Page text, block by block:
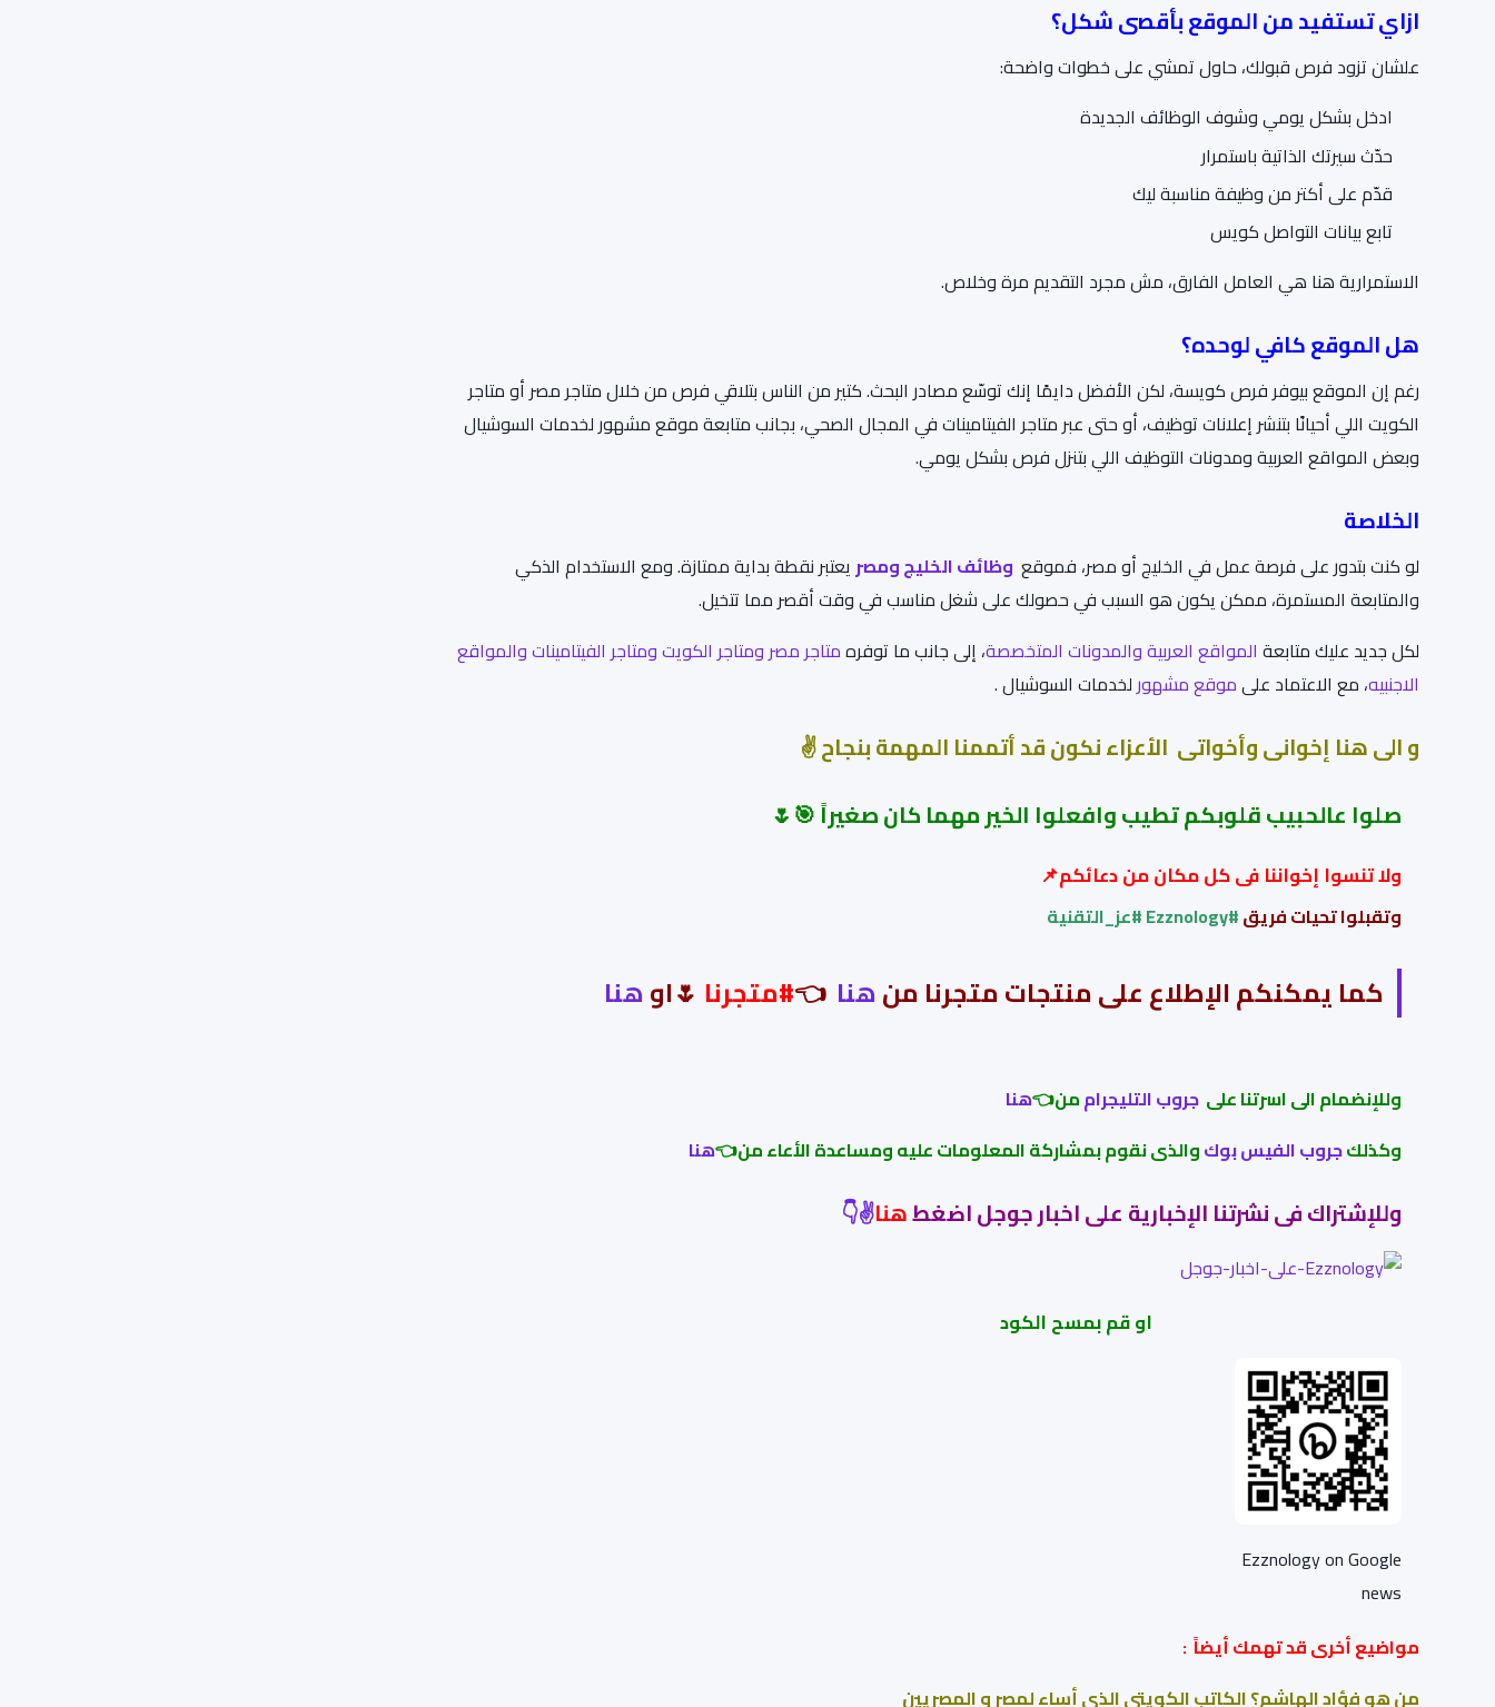
ازاي تستفيد من الموقع بأقصى شكل؟
علشان تزود فرص قبولك، حاول تمشي على خطوات واضحة:
ادخل بشكل يومي وشوف الوظائف الجديدة
حدّث سيرتك الذاتية باستمرار
قدّم على أكتر من وظيفة مناسبة ليك
تابع بيانات التواصل كويس
الاستمرارية هنا هي العامل الفارق، مش مجرد التقديم مرة وخلاص.
هل الموقع كافي لوحده؟
رغم إن الموقع بيوفر فرص كويسة، لكن الأفضل دايمًا إنك توسّع مصادر البحث. كتير من الناس بتلاقي فرص من خلال متاجر مصر أو متاجر
الكويت اللي أحيانًا بتنشر إعلانات توظيف، أو حتى عبر متاجر الفيتامينات في المجال الصحي، بجانب متابعة موقع مشهور لخدمات السوشيال
وبعض المواقع العربية ومدونات التوظيف اللي بتنزل فرص بشكل يومي.
الخلاصة
لو كنت بتدور على فرصة عمل في الخليج أو مصر، فموقع وظائف الخليج ومصريعتبر نقطة بداية ممتازة. ومع الاستخدام الذكي
والمتابعة المستمرة، ممكن يكون هو السبب في حصولك على شغل مناسب في وقت أقصر مما تتخيل.
لكل جديد عليك متابعة المواقع العربيةوالمدونات المتخصصة، إلى جانب ما توفرهمتاجر مصرومتاجر الكويتومتاجر الفيتاميناتوالمواقع
الاجنبيه، مع الاعتماد علىموقع مشهورلخدمات السوشيال .
و الى هنا إخوانى وأخواتى الأعزاء نكون قد أتممنا المهمة بنجاح ✌
صلوا عالحبيب قلوبكم تطيب وافعلوا الخير مهما كان صغيراً 🎯🌷
ولا تنسوا إخواننا فى كل مكان من دعائكم📌
وتقبلوا تحيات فريق#
Ezznology#عز_التقنية
كما يمكنكم الإطلاع على منتجات متجرنا منهنا 👈
#متجرنا 🌷اوهنا
وللإنضمام الى اسرتنا على جروب التليجراممن👈هنا
وكذلكجروب الفيس بوكوالذى نقوم بمشاركة المعلومات عليه ومساعدة الأعاء من👈هنا
وللإشتراك فى نشرتنا الإخبارية على اخبار جوجل اضغطهنا✌👇
او قم بمسح الكود
Ezznology on Google
news
مواضيع أخرى قد تهمك أيضاً :
من هو فؤاد الهاشم؟ الكاتب الكويتى الذى أساء لمصر و المصريين